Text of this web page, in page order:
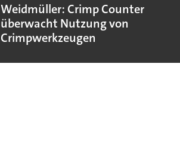
Weidmüller: Crimp Counter
überwacht Nutzung von
Crimpwerkzeugen